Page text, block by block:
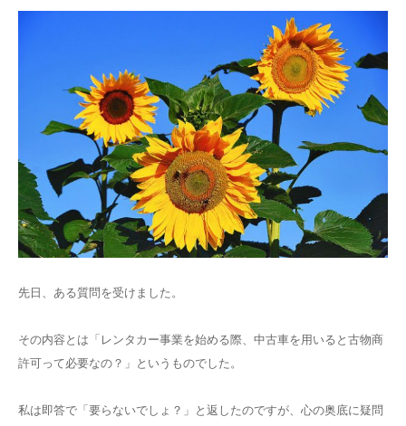
先日、ある質問を受けました。
その内容とは「レンタカー事業を始める際、中古車を用いると古物商
許可って必要なの？」というものでした。
私は即答で「要らないでしょ？」と返したのですが、心の奥底に疑問